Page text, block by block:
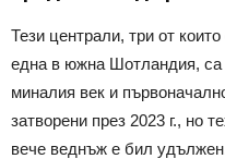
Тези централи, три от
една в южна Шотландия, са
миналия век и
затворени през 2023 г., но
вече веднъж е бил